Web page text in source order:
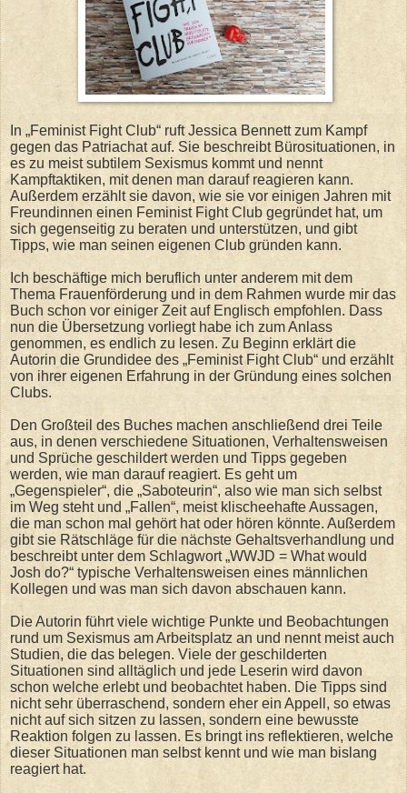
In „Feminist Fight Club“ ruft Jessica Bennett zum Kampf
gegen das Patriachat auf. Sie beschreibt Bürosituationen, in
es zu meist subtilem Sexismus kommt und nennt
Kampftaktiken, mit denen man darauf reagieren kann.
Außerdem erzählt sie davon, wie sie vor einigen Jahren mit
Freundinnen einen Feminist Fight Club gegründet hat, um
sich gegenseitig zu beraten und unterstützen, und gibt
Tipps, wie man seinen eigenen Club gründen kann.
Ich beschäftige mich beruflich unter anderem mit dem
Thema Frauenförderung und in dem Rahmen wurde mir das
Buch schon vor einiger Zeit auf Englisch empfohlen. Dass
nun die Übersetzung vorliegt habe ich zum Anlass
genommen, es endlich zu lesen. Zu Beginn erklärt die
Autorin die Grundidee des „Feminist Fight Club“ und erzählt
von ihrer eigenen Erfahrung in der Gründung eines solchen
Clubs.
Den Großteil des Buches machen anschließend drei Teile
aus, in denen verschiedene Situationen, Verhaltensweisen
und Sprüche geschildert werden und Tipps gegeben
werden, wie man darauf reagiert. Es geht um
„Gegenspieler“, die „Saboteurin“, also wie man sich selbst
im Weg steht und „Fallen“, meist klischeehafte Aussagen,
die man schon mal gehört hat oder hören könnte. Außerdem
gibt sie Rätschläge für die nächste Gehaltsverhandlung und
beschreibt unter dem Schlagwort „WWJD = What would
Josh do?“ typische Verhaltensweisen eines männlichen
Kollegen und was man sich davon abschauen kann.
Die Autorin führt viele wichtige Punkte und Beobachtungen
rund um Sexismus am Arbeitsplatz an und nennt meist auch
Studien, die das belegen. Viele der geschilderten
Situationen sind alltäglich und jede Leserin wird davon
schon welche erlebt und beobachtet haben. Die Tipps sind
nicht sehr überraschend, sondern eher ein Appell, so etwas
nicht auf sich sitzen zu lassen, sondern eine bewusste
Reaktion folgen zu lassen. Es bringt ins reflektieren, welche
dieser Situationen man selbst kennt und wie man bislang
reagiert hat.